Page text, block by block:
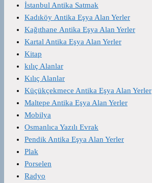
İstanbul Antika Satmak
Kadıköy Antika Eşya Alan Yerler
Kağıthane Antika Eşya Alan Yerler
Kartal Antika Eşya Alan Yerler
Kitap
kılıç Alanlar
Kılıç Alanlar
Küçükçekmece Antika Eşya Alan Yerler
Maltepe Antika Eşya Alan Yerler
Mobilya
Osmanlıca Yazılı Evrak
Pendik Antika Eşya Alan Yerler
Plak
Porselen
Radyo